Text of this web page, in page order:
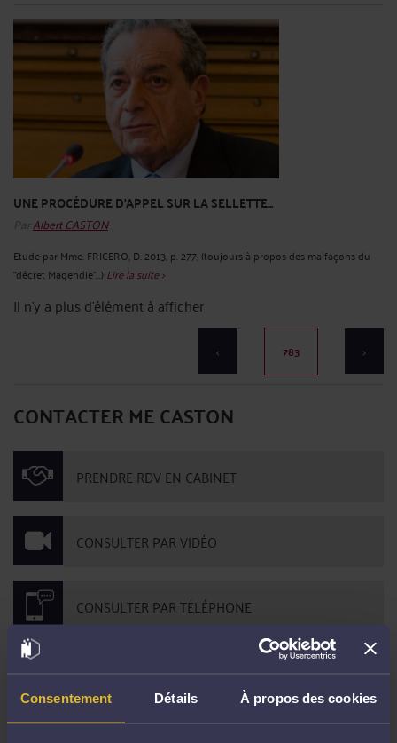
Consentement Détails À propos des cookies
UNE PROCÉDURE D'APPEL SUR LA SELLETTE...
ParAlbert CASTON
Etude par Mme. FRICERO, D. 2013, p. 277, (toujours à propos des malfaçons du
"décret Magendie"...) Lire la suite >
Il n'y a plus d'élément à afficher
< 783 >
CONTACTER ME CASTON
PRENDRE RDV EN CABINET
CONSULTER PAR VIDÉO
CONSULTER PAR TÉLÉPHONE
POSER UNE QUESTION ÉCRITE